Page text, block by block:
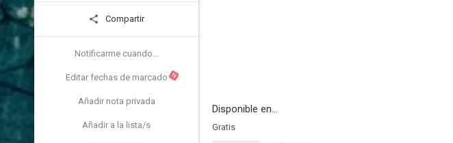
Compartir
Notificarme cuando...
Editar fechas de marcado N
Añadir nota privada
Añadir a la lista/s
Disponible en...
Gratis